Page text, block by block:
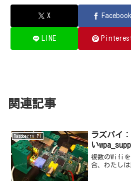
X Facebook
LINE
関連記事
Raspberry Pi
ラズパイ
い
複数のWifiを
合、わたしは